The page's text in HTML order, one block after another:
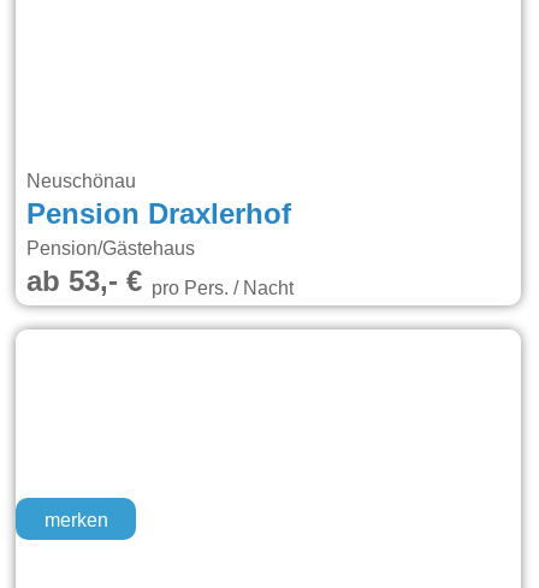
Neuschönau
Pension Draxlerhof
Pension/Gästehaus
ab 53,- €pro Pers. / Nacht
merken